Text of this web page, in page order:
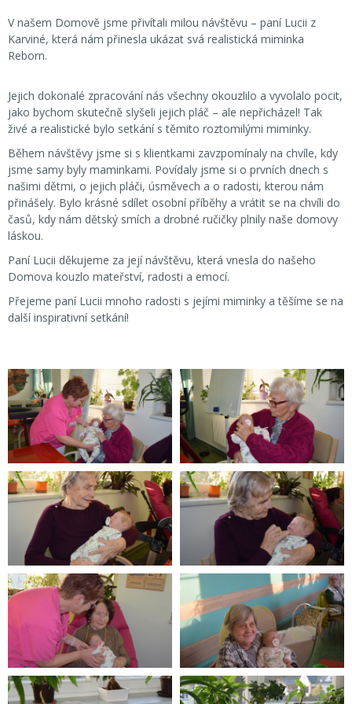
V našem Domově jsme přivítali milou návštěvu – paní Lucii z
Karviné, která nám přinesla ukázat svá realistická miminka
Reborn.
Jejich dokonalé zpracování nás všechny okouzlilo a vyvolalo pocit,
jako bychom skutečně slyšeli jejich pláč – ale nepřicházel! Tak
živé a realistické bylo setkání s těmito roztomilými miminky.
Během návštěvy jsme si s klientkami zavzpomínaly na chvíle, kdy
jsme samy byly maminkami. Povídaly jsme si o prvních dnech s
našimi dětmi, o jejich pláči, úsměvech a o radosti, kterou nám
přinášely. Bylo krásné sdílet osobní příběhy a vrátit se na chvíli do
časů, kdy nám dětský smích a drobné ručičky plnily naše domovy
láskou.
Paní Lucii děkujeme za její návštěvu, která vnesla do našeho
Domova kouzlo mateřství, radosti a emocí.
Přejeme paní Lucii mnoho radosti s jejími miminky a těšíme se na
další inspirativní setkání!